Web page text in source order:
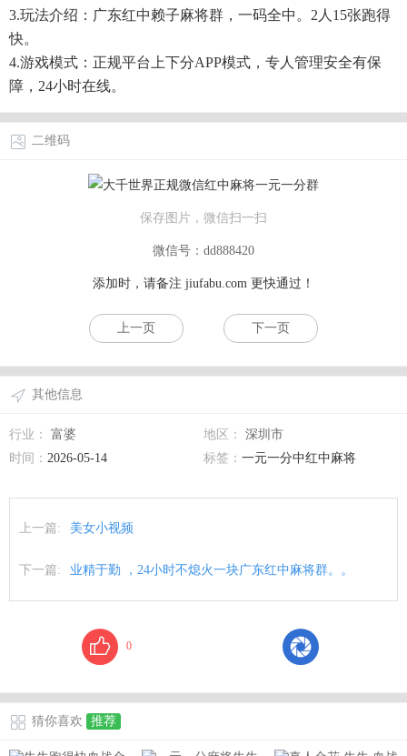
3.玩法介绍：广东红中赖子麻将群，一码全中。2人15张跑得
快。
4.游戏模式：正规平台上下分APP模式，专人管理安全有保
障，24小时在线。
二维码
保存图片，微信扫一扫
微信号：dd888420
添加时，请备注 jiufabu.com 更快通过！
上一页 下一页
其他信息
行业： 富婆 地区：
深圳市
时间： 2026-05-14 标签： 一元一分中红中麻将
上一篇: 美女小视频
下一篇: 业精于勤 ，24小时不熄火一块广东红中麻将群。。
0
猜你喜欢 推荐